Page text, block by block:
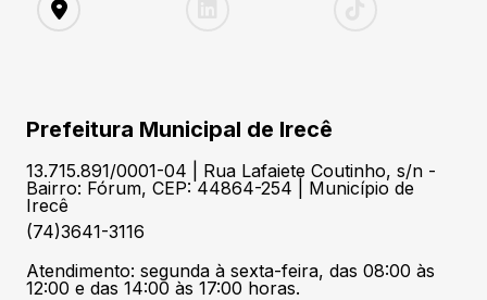
Prefeitura Municipal de Irecê
13.715.891/0001-04 | Rua Lafaiete Coutinho, s/n -
Bairro: Fórum, CEP: 44864-254 | Município de
Irecê
(74)3641-3116
Atendimento: segunda à sexta-feira, das 08:00 às
12:00 e das 14:00 às 17:00 horas.